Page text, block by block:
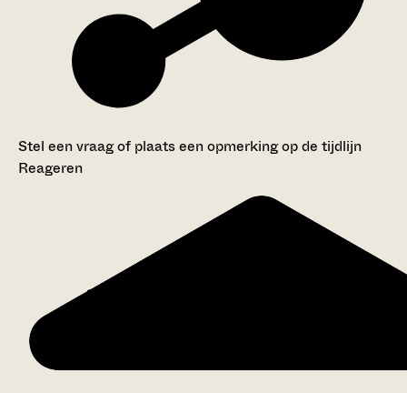
Stel een vraag of plaats een opmerking op de tijdlijn
Reageren